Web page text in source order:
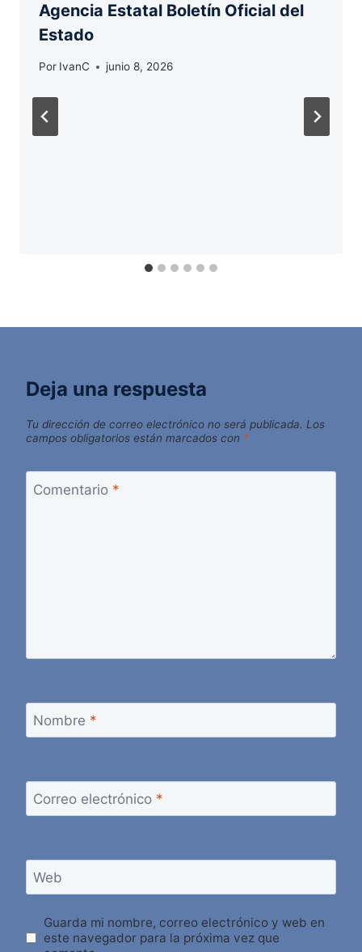
Agencia Estatal Boletín Oficial del
Estado
Por IvanC junio 8, 2026
Deja una respuesta
Tu dirección de correo electrónico no será publicada. Los
campos obligatorios están marcados con *
Comentario *
Nombre *
Correo electrónico *
Web
Guarda mi nombre, correo electrónico y web en
este navegador para la próxima vez que